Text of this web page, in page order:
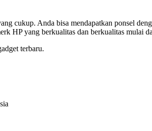
cukup. Anda bisa mendapatkan ponsel
HP yang berkualitas dan berkualitas mulai
terbaru.